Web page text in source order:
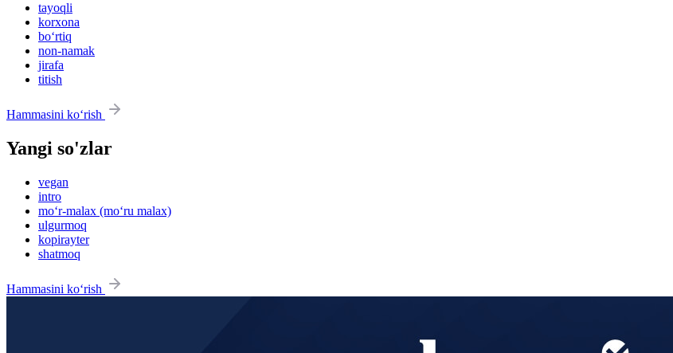
tayoqli
korxona
bo‘rtiq
non-namak
jirafa
titish
Hammasini ko‘rish
Yangi so'zlar
vegan
intro
mo‘r-malax (mo‘ru malax)
ulgurmoq
kopirayter
shatmoq
Hammasini ko‘rish